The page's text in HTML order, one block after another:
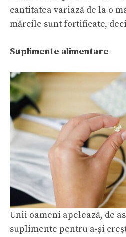
cantitatea variază de la o
mărcile sunt fortificate,
Suplimente alimentare
Unii oameni apelează, de
suplimente pentru a-și